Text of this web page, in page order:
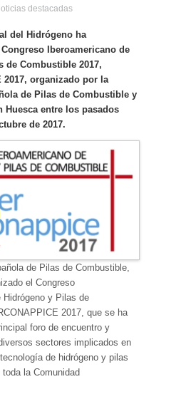
destacadas
del Hidrógeno ha
Iberoamericano de
de Combustible 2017,
2017, organizado por la
de Pilas de Combustible y
Huesca entre los pasados
de 2017.
de Pilas de Combustible,
el Congreso
Hidrógeno y Pilas de
2017, que se ha
foro de encuentro y
sectores implicados en
de hidrógeno y pilas
la Comunidad